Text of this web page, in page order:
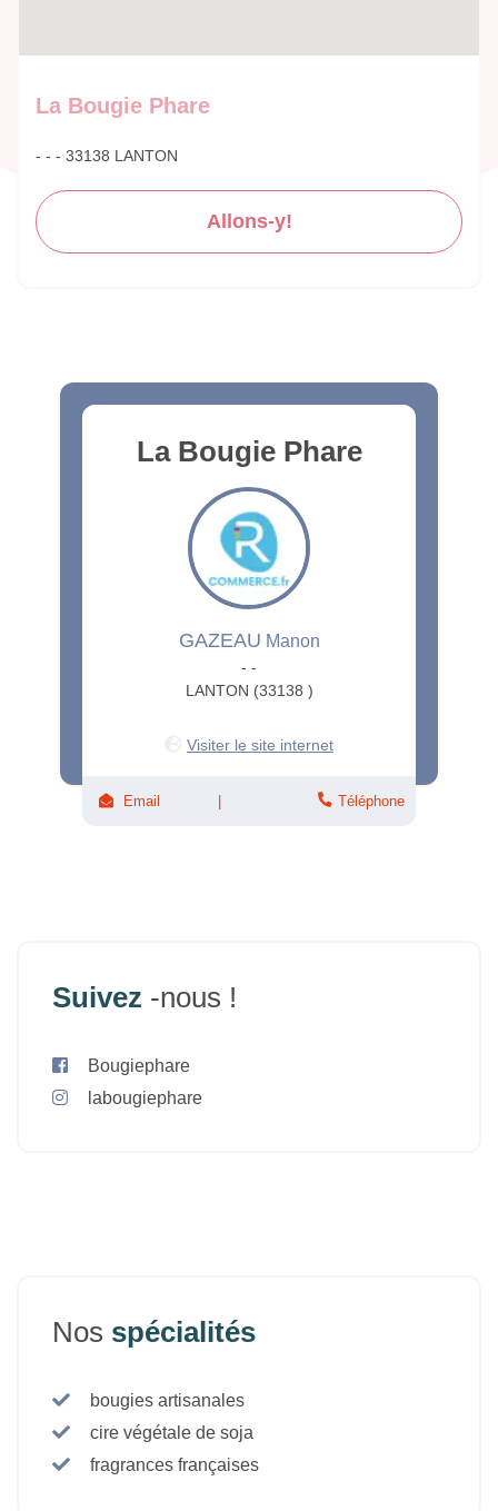
La Bougie Phare
- - - 33138 LANTON
Allons-y!
La Bougie Phare
GAZEAU Manon
- -
LANTON (33138 )
Visiter le site internet
Email Téléphone
Suivez -nous !
Bougiephare
labougiephare
Nos spécialités
bougies artisanales
cire végétale de soja
fragrances françaises